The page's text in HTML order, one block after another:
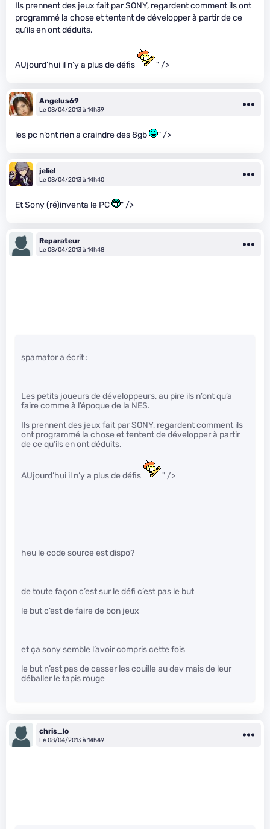
Ils prennent des jeux fait par SONY, regardent comment ils ont
programmé la chose et tentent de développer à partir de ce
qu’ils en ont déduits.
AUjourd’hui il n’y a plus de défis " />
Angelus69
Le 08/04/2013 à 14h39
les pc n’ont rien a craindre des 8gb " />
jeliel
Le 08/04/2013 à 14h40
Et Sony (ré)inventa le PC " />
Reparateur
Le 08/04/2013 à 14h48
spamator a écrit :
Les petits joueurs de développeurs, au pire ils n’ont qu’a
faire comme à l’époque de la NES.
Ils prennent des jeux fait par SONY, regardent comment ils
ont programmé la chose et tentent de développer à partir
de ce qu’ils en ont déduits.
AUjourd’hui il n’y a plus de défis " />
heu le code source est dispo?
de toute façon c’est sur le défi c’est pas le but
le but c’est de faire de bon jeux
et ça sony semble l’avoir compris cette fois
le but n’est pas de casser les couille au dev mais de leur
déballer le tapis rouge
chris_lo
Le 08/04/2013 à 14h49